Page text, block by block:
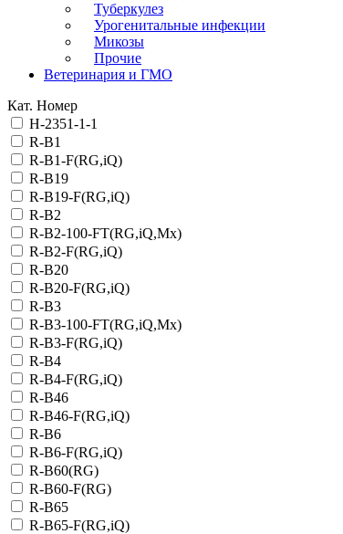
Туберкулез
Урогенитальные инфекции
Микозы
Прочие
Ветеринария и ГМО
Кат. Номер
H-2351-1-1
R-B1
R-B1-F(RG,iQ)
R-B19
R-B19-F(RG,iQ)
R-B2
R-B2-100-FT(RG,iQ,Mx)
R-B2-F(RG,iQ)
R-B20
R-B20-F(RG,iQ)
R-B3
R-B3-100-FT(RG,iQ,Mx)
R-B3-F(RG,iQ)
R-B4
R-B4-F(RG,iQ)
R-B46
R-B46-F(RG,iQ)
R-B6
R-B6-F(RG,iQ)
R-B60(RG)
R-B60-F(RG)
R-B65
R-B65-F(RG,iQ)